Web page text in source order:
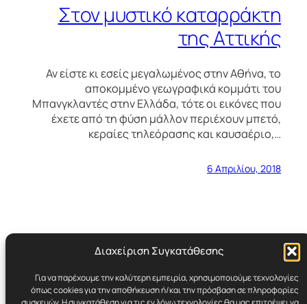
Διαχείριση Συγκατάθεσης
Για να παρέχουμε την καλύτερη εμπειρία, χρησιμοποιούμε τεχνολογίες
όπως cookies για την αποθήκευση ή/και την πρόσβαση σε πληροφορίες
Στον μυστικό καταρράκτη
της Αττικής
Αν είστε κι εσείς μεγαλωμένος στην Αθήνα, το
αποκομμένο γεωγραφικά κομμάτι του
Μπανγκλαντές στην Ελλάδα, τότε οι εικόνες που
έχετε από τη φύση μάλλον περιέχουν μπετό,
κεραίες τηλεόρασης και καυσαέριο,…
6 Απριλίου, 2018
Cynicult.gr